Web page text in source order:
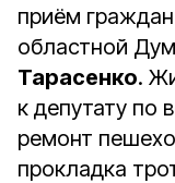
приём
областной
Тарасенко.
к депутату по
ремонт
прокладка